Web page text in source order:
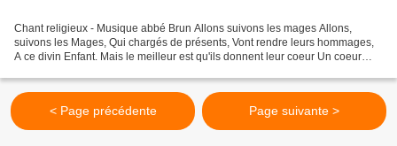
Chant religieux - Musique abbé Brun Allons suivons les mages Allons,
suivons les Mages, Qui chargés de présents, Vont rendre leurs hommages,
A ce divin Enfant. Mais le meilleur est qu'ils donnent leur coeur Un coeur
< Page précédente Page suivante >